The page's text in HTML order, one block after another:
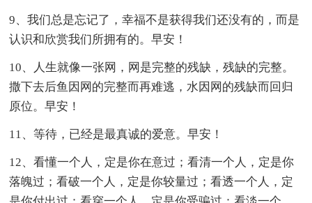
9、我们总是忘记了，幸福不是获得我们还没有的，而是
认识和欣赏我们所拥有的。早安！
10、人生就像一张网，网是完整的残缺，残缺的完整。
撒下去后鱼因网的完整而再难逃，水因网的残缺而回归
原位。早安！
11、等待，已经是最真诚的爱意。早安！
12、看懂一个人，定是你在意过；看清一个人，定是你
落魄过；看破一个人，定是你较量过；看透一个人，定